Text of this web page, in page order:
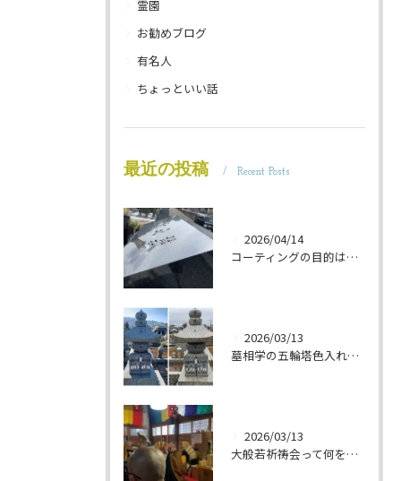
霊園
お勧めブログ
有名人
ちょっといい話
最近の投稿 Recent Posts
2026/04/14
コーティングの目的は 墓石を保護することです 岐阜のお墓掃除屋「磨き専隊」です
2026/03/13
墓相学の五輪塔色入れ 岐阜のお墓掃除屋「磨き専隊」です
2026/03/13
大般若祈祷会って何をするの？ 岐阜のお墓掃除屋「磨き専隊」です